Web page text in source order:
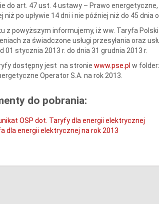
do art. 47 ust. 4 ustawy – Prawo
niż po upływie 14 dni i nie później niż do 45 dnia
z powyższym informujemy, iż ww. Taryfa
za świadczone usługi przesyłania oraz
01 stycznia 2013 r. do dnia 31 grudnia 2013 r.
dostępny jest na stronie www.pse.pl w
Operator S.A. na rok 2013.
do pobrania:
OSP dot. Taryfy dla energii elektrycznej
dla energii elektrycznej na rok 2013